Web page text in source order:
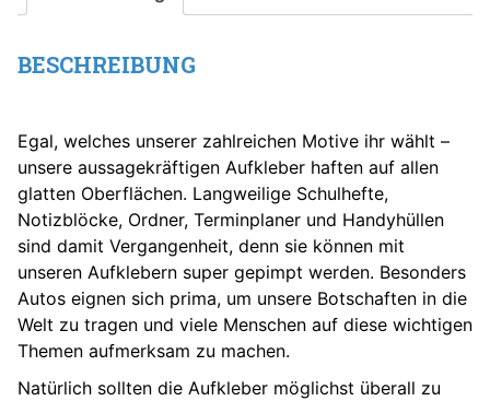
BESCHREIBUNG
Egal, welches unserer zahlreichen Motive ihr wählt –
unsere aussagekräftigen Aufkleber haften auf allen
glatten Oberflächen. Langweilige Schulhefte,
Notizblöcke, Ordner, Terminplaner und Handyhüllen
sind damit Vergangenheit, denn sie können mit
unseren Aufklebern super gepimpt werden. Besonders
Autos eignen sich prima, um unsere Botschaften in die
Welt zu tragen und viele Menschen auf diese wichtigen
Themen aufmerksam zu machen.
Natürlich sollten die Aufkleber möglichst überall zu